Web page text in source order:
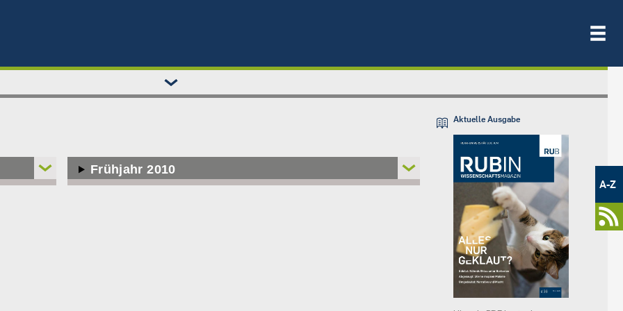
Metamenü
-
Newsportal
A-Z
Frühjahr 2010
Aktuelle Ausgabe